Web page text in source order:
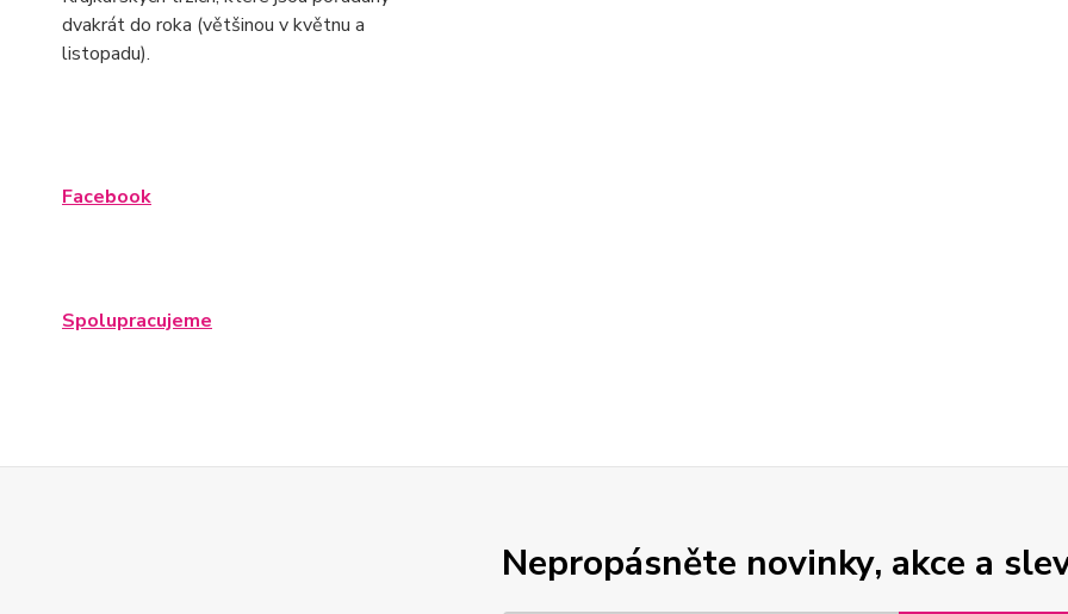
dvakrát do roka (většinou v květnu a
listopadu).
Facebook
Spolupracujeme
Nepropásněte novinky, akce a